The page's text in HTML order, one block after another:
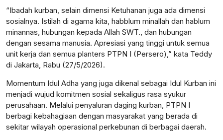
“Ibadah kurban, selain dimensi Ketuhanan juga ada dimensi
sosialnya. Istilah di agama kita, habblum minallah dan hablum
minannas, hubungan kepada Allah SWT., dan hubungan
dengan sesama manusia. Apresiasi yang tinggi untuk semua
unit kerja dan semua planters PTPN I (Persero),” kata Teddy
di Jakarta, Rabu (27/5/2026).
Momentum Idul Adha yang juga dikenal sebagai Idul Kurban ini
menjadi wujud komitmen sosial sekaligus rasa syukur
perusahaan. Melalui penyaluran daging kurban, PTPN I
berbagi kebahagiaan dengan masyarakat yang berada di
sekitar wilayah operasional perkebunan di berbagai daerah.